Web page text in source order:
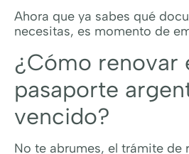
Ahora que ya sabes qué
necesitas, es momento de
¿Cómo renovar
pasaporte
vencido?
No te abrumes, el trámite de